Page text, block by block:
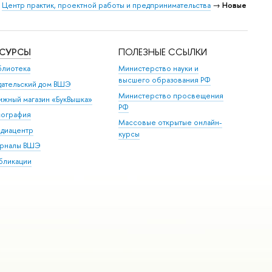
Центр практик, проектной работы и предпринимательства → Новые
дом ВШЭ
магазин «БукВышка»
ВШЭ
ПОЛЕЗНЫЕ ССЫЛКИ
Министерство науки и
высшего образования РФ
Министерство просвещения
РФ
Массовые открытые онлайн-
курсы